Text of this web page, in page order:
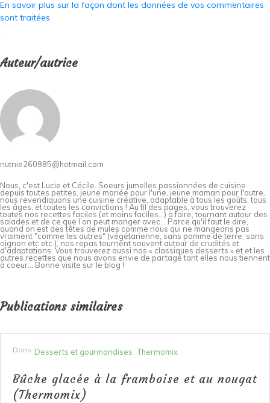
En savoir plus sur la façon dont les données de vos commentaires
sont traitées
.
Auteur/autrice
nutnie260985@hotmail.com
Nous, c'est Lucie et Cécile. Soeurs jumelles passionnées de cuisine
depuis toutes petites, jeune mariée pour l'une, jeune maman pour l'autre,
nous revendiquons une cuisine créative, adaptable à tous les goûts, tous
les âges, et toutes les convictions ! Au fil des pages, vous trouverez
toutes nos recettes faciles (et moins faciles…) à faire, tournant autour des
salades et de ce que l’on peut manger avec… Parce qu'il faut le dire,
quand on est des têtes de mules comme nous qui ne mangeons pas
vraiment "comme les autres" (végétarienne, sans pomme de terre, sans
oignon etc etc.), nos repas tournent souvent autour de crudités et
d'adaptations. Vous trouverez aussi nos « classiques desserts » et et les
autres recettes que nous avons envie de partagé tant elles nous tiennent
à coeur... Bonne visite sur le blog !
Publications similaires
Dans Desserts et gourmandises Thermomix
Bûche glacée à la framboise et au nougat
(Thermomix)